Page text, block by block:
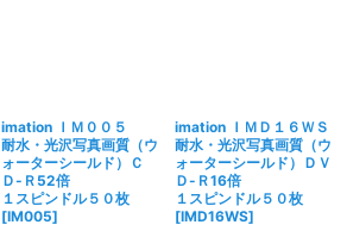
imation ＩＭ００５
耐水・光沢写真画質（ウ
ォーターシールド）Ｃ
Ｄ-Ｒ52倍
１スピンドル５０枚
[IM005]
imation ＩＭＤ１６ＷＳ
耐水・光沢写真画質（ウ
ォーターシールド）ＤＶ
Ｄ-Ｒ16倍
１スピンドル５０枚
[IMD16WS]